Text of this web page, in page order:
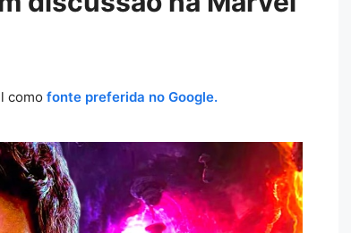
como fonte preferida no Google.